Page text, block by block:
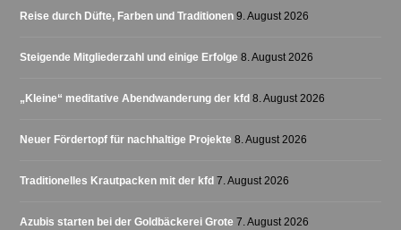
Reise durch Düfte, Farben und Traditionen 9. August 2026
Steigende Mitgliederzahl und einige Erfolge 8. August 2026
„Kleine“ meditative Abendwanderung der kfd 8. August 2026
Neuer Fördertopf für nachhaltige Projekte 8. August 2026
Traditionelles Krautpacken mit der kfd 7. August 2026
Azubis starten bei der Goldbäckerei Grote 7. August 2026